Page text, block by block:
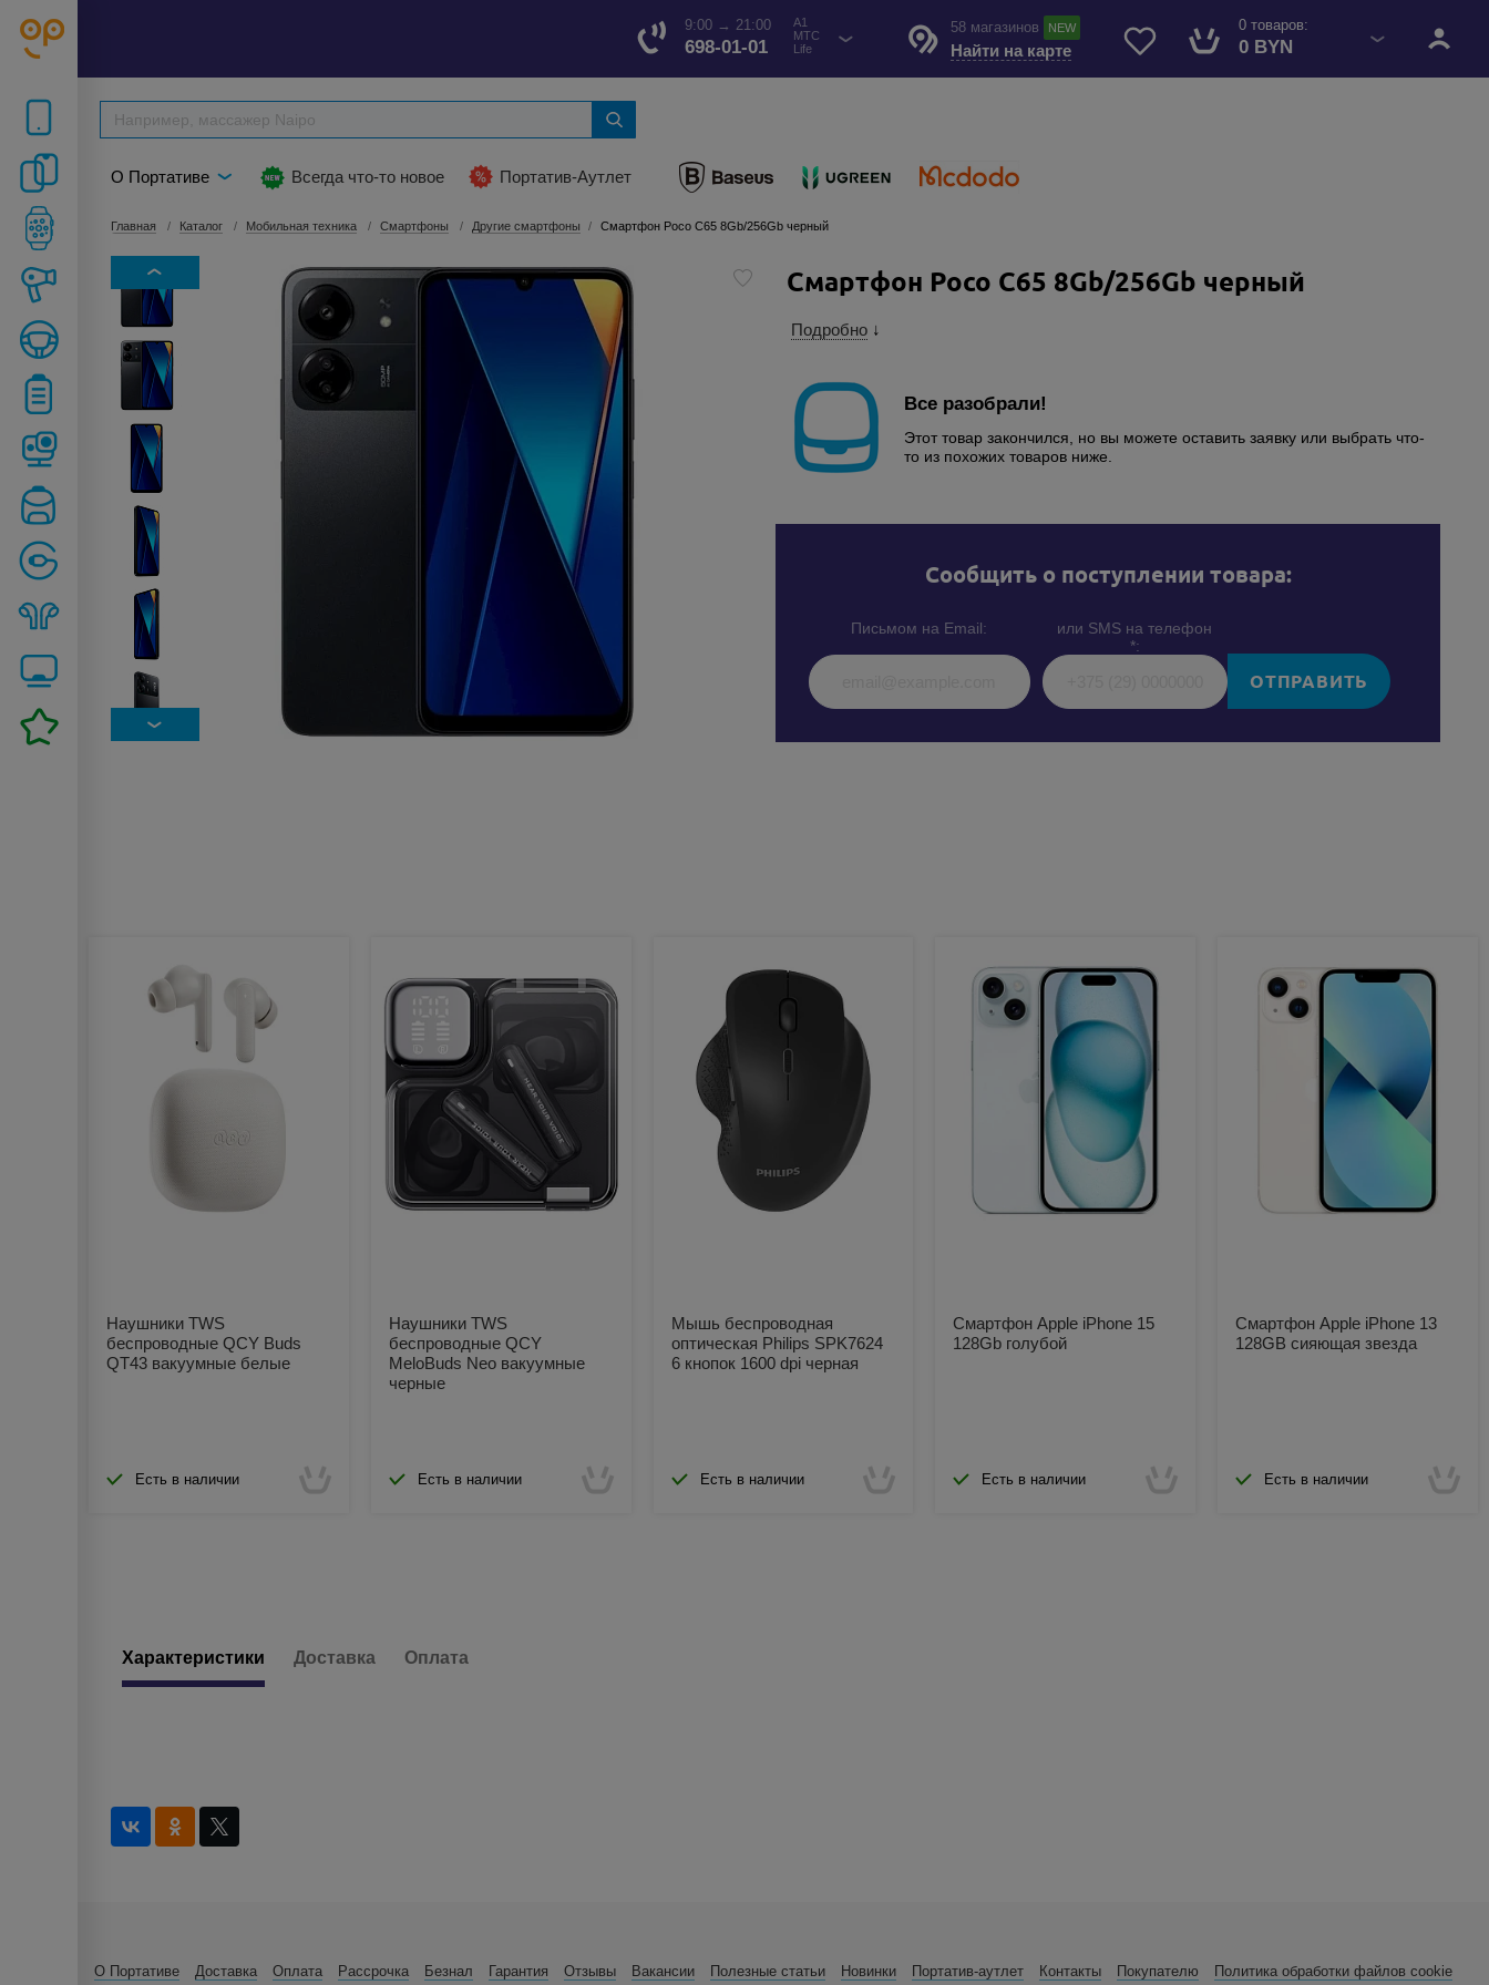
0 товаров:
0 BYN
58 магазинов NEW
Найти на карте
9:00 → 21:00
698-01-01
A1
МТС
Life
О Портативе Всегда что-то новое Портатив-Аутлет
Главная Каталог Мобильная техника Смартфоны Другие смартфоны Смартфон Poco C65 8Gb/256Gb черный
Смартфон Poco C65 8Gb/256Gb черный
Подробно ↓
Все разобрали!
Этот товар закончился, но вы можете оставить заявку или выбрать что-
то из похожих товаров ниже.
Cообщить о поступлении товара:
Письмом на Email:
или SMS на телефон
*:
ОТПРАВИТЬ
Наушники TWS
беспроводные QCY Buds
QT43 вакуумные белые
Есть в наличии
Наушники TWS
беспроводные QCY
MeloBuds Neo вакуумные
черные
Есть в наличии
Мышь беспроводная
оптическая Philips SPK7624
6 кнопок 1600 dpi черная
Есть в наличии
Смартфон Apple iPhone 15
128Gb голубой
Есть в наличии
Смартфон Apple iPhone 13
128GB сияющая звезда
Есть в наличии
Характеристики Доставка Оплата
О Портативе Доставка Оплата Рассрочка Безнал Гарантия Отзывы Вакансии Полезные статьи Новинки Портатив-аутлет Контакты Покупателю Политика обработки файлов cookie